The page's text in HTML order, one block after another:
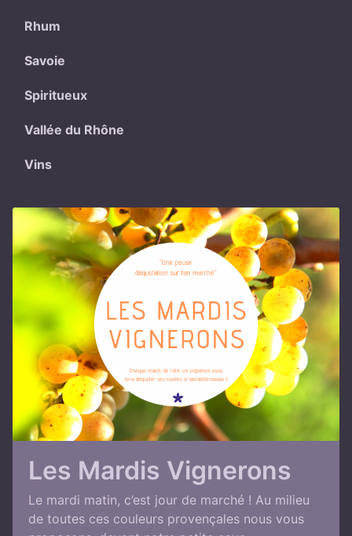
Rhum
Savoie
Spiritueux
Vallée du Rhône
Vins
Les Mardis Vignerons
Le mardi matin, c’est jour de marché ! Au milieu
de toutes ces couleurs provençales nous vous